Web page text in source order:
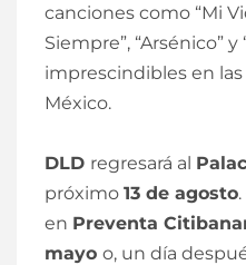
canciones como “Mi
Siempre”, “Arsénico” y
imprescindibles en
México.
DLD regresará al
próximo 13 de agosto
en Preventa
mayo o, un día